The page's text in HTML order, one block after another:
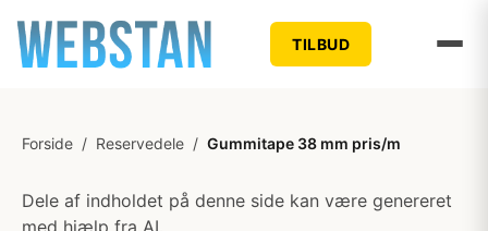
TILBUD
Forside / Reservedele / Gummitape 38 mm pris/m
Dele af indholdet på denne side kan være genereret
med hjælp fra AI.